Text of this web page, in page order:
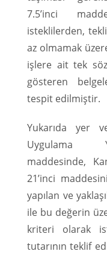
7.5’inci
isteklilerden,
az olmamak
işlere ait tek
gösteren
tespit edilmiştir.
Yukarıda yer
Uygulama
maddesinde,
21’inci
yapılan ve
ile bu değerin
kriteri olarak
tutarının teklif